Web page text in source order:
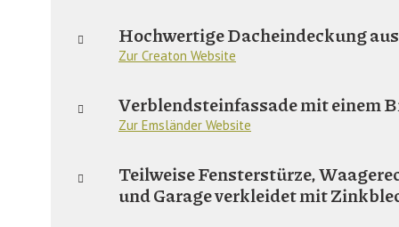
Hochwertige Dacheindeckung
Zur Creaton Website
Verblendsteinfassade mit einem
Zur Emsländer Website
Teilweise Fensterstürze,
und Garage verkleidet mit